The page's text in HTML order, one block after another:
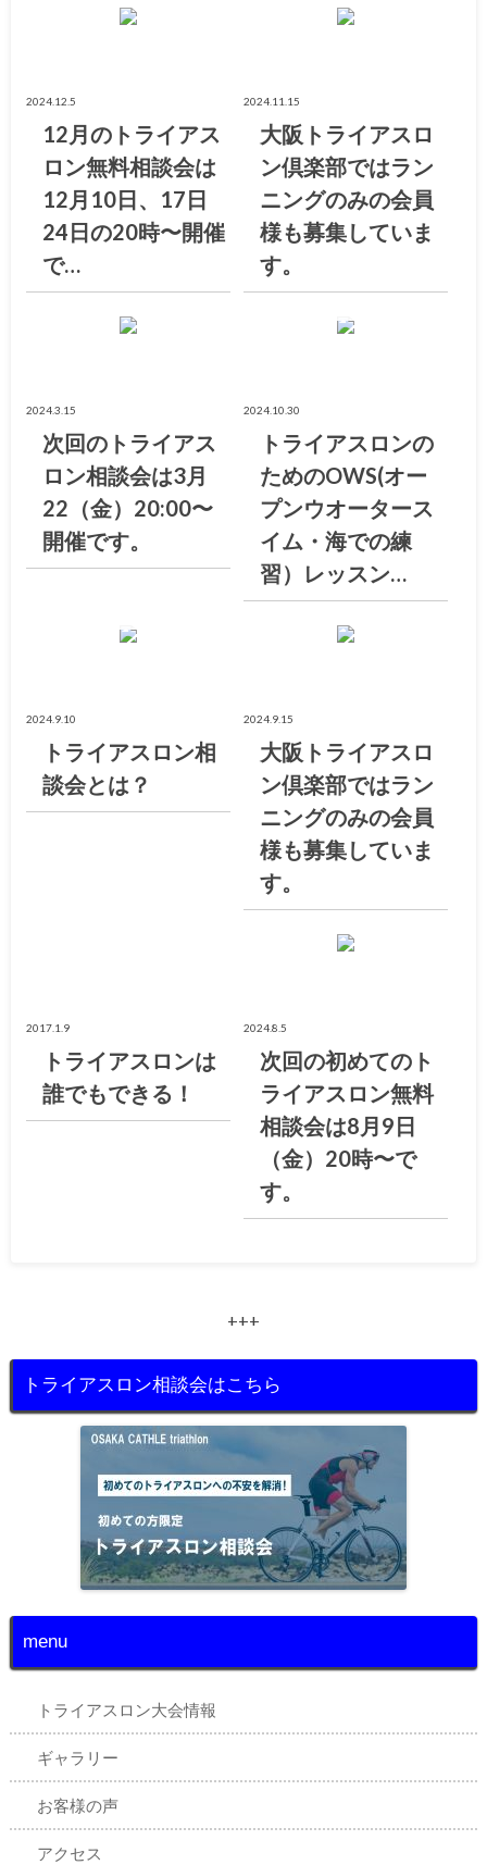
2024.12.5
12月のトライアス
ロン無料相談会は
12月10日、17日
24日の20時〜開催
で…
2024.11.15
大阪トライアスロ
ン倶楽部ではラン
ニングのみの会員
様も募集していま
す。
2024.3.15
次回のトライアス
ロン相談会は3月
22（金）20:00〜
開催です。
2024.10.30
トライアスロンの
ためのOWS(オー
プンウオータース
イム・海での練
習）レッスン…
2024.9.10
トライアスロン相
談会とは？
2024.9.15
大阪トライアスロ
ン倶楽部ではラン
ニングのみの会員
様も募集していま
す。
2017.1.9
トライアスロンは
誰でもできる！
2024.8.5
次回の初めてのト
ライアスロン無料
相談会は8月9日
（金）20時〜で
す。
+++
トライアスロン相談会はこちら
menu
トライアスロン大会情報
ギャラリー
お客様の声
アクセス